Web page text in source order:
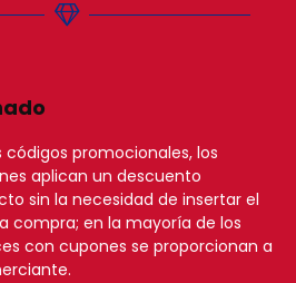
códigos promocionales, los
aplican un descuento
sin la necesidad de insertar el
compra; en la mayoría de los
con cupones se proporcionan a